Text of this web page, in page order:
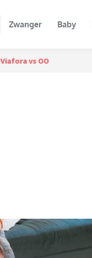
Zwanger Baby
Viafora vs OO